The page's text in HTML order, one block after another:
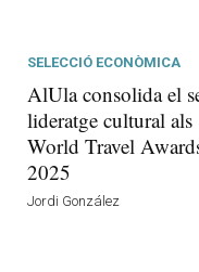
SELECCIÓ ECONÒMICA
AlUla consolida el
lideratge cultural als
World Travel
2025
Jordi González